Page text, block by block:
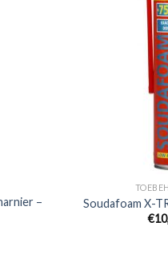
–
Soudafoam X-
€